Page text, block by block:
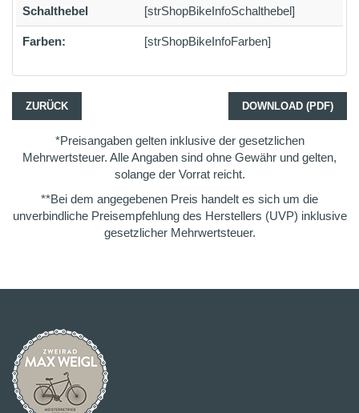
Schalthebel [strShopBikeInfoSchalthebel]
Farben: [strShopBikeInfoFarben]
ZURÜCK DOWNLOAD (PDF)
*Preisangaben gelten inklusive der gesetzlichen
Mehrwertsteuer. Alle Angaben sind ohne Gewähr und gelten,
solange der Vorrat reicht.
**Bei dem angegebenen Preis handelt es sich um die
unverbindliche Preisempfehlung des Herstellers (UVP) inklusive
gesetzlicher Mehrwertsteuer.